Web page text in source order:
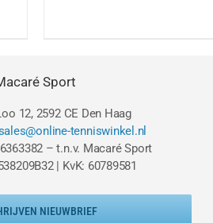
Sport
12, 2592 CE Den Haag
tenniswinkel.nl
– t.n.v. Macaré Sport
| KvK: 60789581
NIEUWBRIEF